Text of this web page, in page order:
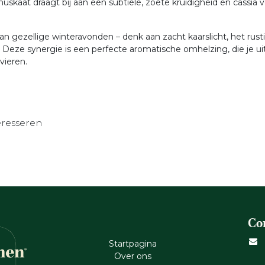
draagt bij aan een subtiele, zoete kruidigheid en
gezellige winteravonden – denk aan zacht kaarslicht, het
synergie is een perfecte aromatische omhelzing, die
Startpagina
Ove​r​ ons